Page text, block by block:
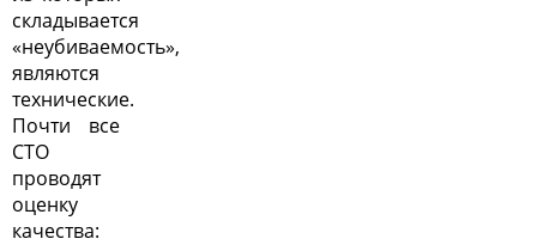
складывается
«неубиваемость»,
являются
технические.
Почти все
СТО
проводят
оценку
качества: